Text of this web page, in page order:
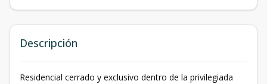
Descripción
Residencial cerrado y exclusivo dentro de la privilegiada